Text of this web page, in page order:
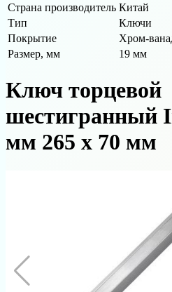
Страна производитель Китай
Тип
Ключи
Покрытие
Хром-
Размер, мм
19 мм
Ключ торцевой
шестигранный
мм 265 х 70 мм